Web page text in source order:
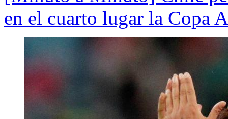
en el cuarto lugar la Copa